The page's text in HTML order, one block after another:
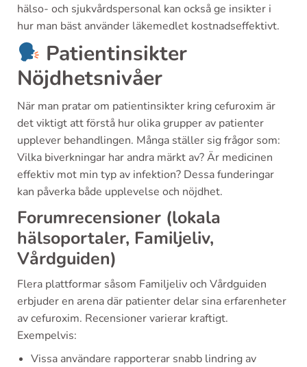
hälso- och sjukvårdspersonal kan också ge insikter i
hur man bäst använder läkemedlet kostnadseffektivt.
Patientinsikter
Nöjdhetsnivåer
När man pratar om patientinsikter kring cefuroxim är
det viktigt att förstå hur olika grupper av patienter
upplever behandlingen. Många ställer sig frågor som:
Vilka biverkningar har andra märkt av? Är medicinen
effektiv mot min typ av infektion? Dessa funderingar
kan påverka både upplevelse och nöjdhet.
Forumrecensioner (lokala
hälsoportaler, Familjeliv,
Vårdguiden)
Flera plattformar såsom Familjeliv och Vårdguiden
erbjuder en arena där patienter delar sina erfarenheter
av cefuroxim. Recensioner varierar kraftigt.
Exempelvis:
Vissa användare rapporterar snabb lindring av